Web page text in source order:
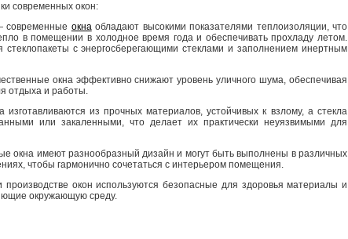
современных окон:
современные окнаобладают высокими показателями теплоизоляции, что
в помещении в холодное время года и обеспечивать прохладу летом.
стеклопакеты с энергосберегающими стеклами и заполнением инертным
окна эффективно снижают уровень уличного шума, обеспечивая
отдыха и работы.
из прочных материалов, устойчивых к взлому, а стекла
или закаленными, что делает их практически неуязвимыми для
окна имеют разнообразный дизайн и могут быть выполнены в различных
чтобы гармонично сочетаться с интерьером помещения.
окон используются безопасные для здоровья материалы и
окружающую среду.